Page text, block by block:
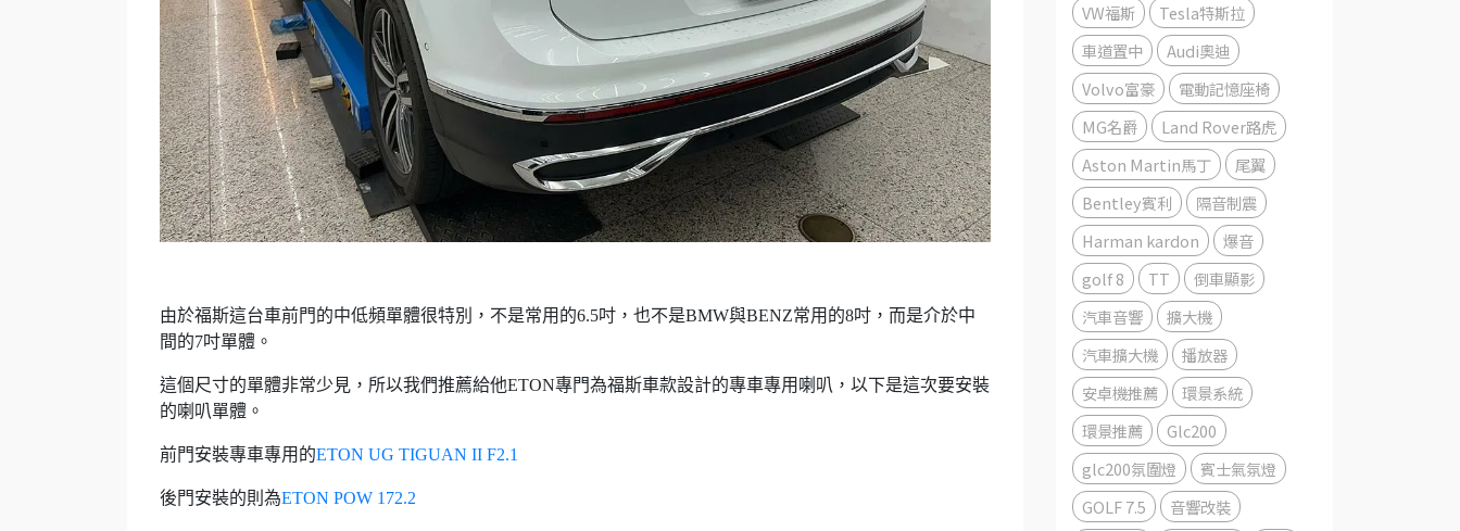
由於福斯這台車前門的中低頻單體很特別，不是常用的6.5吋，也不是BMW與BENZ常用的8吋，而是介於中
間的7吋單體。
這個尺寸的單體非常少見，所以我們推薦給他ETON專門為福斯車款設計的專車專用喇叭，以下是這次要安裝
的喇叭單體。
前門安裝專車專用的ETON UG TIGUAN II F2.1
後門安裝的則為ETON POW 172.2
VW福斯
Tesla特斯拉
車道置中
Audi奧迪
Volvo富豪
電動記憶座椅
MG名爵
Land Rover路虎
Aston Martin馬丁
尾翼
Bentley賓利
隔音制震
Harman kardon
爆音
golf 8
TT
倒車顯影
汽車音響
擴大機
汽車擴大機
播放器
安卓機推薦
環景系統
環景推薦
Glc200
glc200氛圍燈
賓士氣氛燈
GOLF 7.5
音響改裝